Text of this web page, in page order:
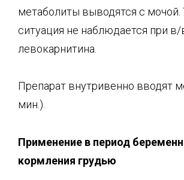
метаболиты выводятся с мочой.
ситуация не наблюдается при в/
левокарнитина.
Препарат внутривенно вводят
мин.).
Применение в период
кормления грудью